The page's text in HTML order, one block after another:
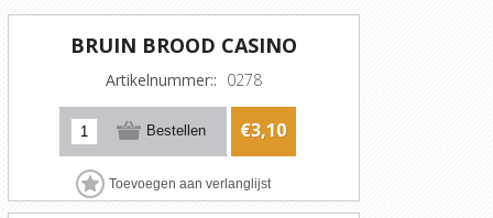
BRUIN BROOD CASINO
Artikelnummer:: 0278
€3,10